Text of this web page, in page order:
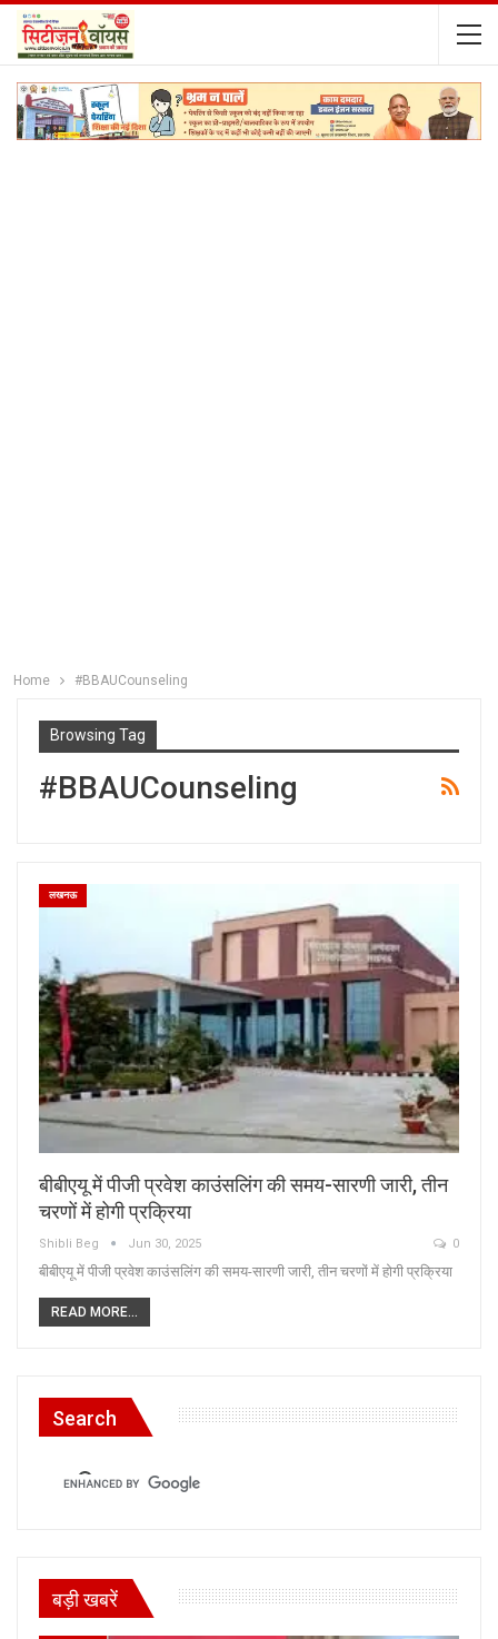
Home #BBAUCounseling
Browsing Tag
#BBAUCounseling
लखनऊ
बीबीएयू में पीजी प्रवेश काउंसलिंग की समय-सारणी जारी, तीन
चरणों में होगी प्रक्रिया
Shibli Beg Jun 30, 2025 0
बीबीएयू में पीजी प्रवेश काउंसलिंग की समय-सारणी जारी, तीन चरणों में होगी प्रक्रिया
READ MORE...
Search
बड़ी खबरें